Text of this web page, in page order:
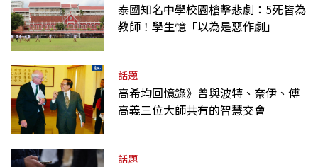
泰國知名中學校園槍擊悲劇：5死皆為
教師！學生憶「以為是惡作劇」
話題
高希均回憶錄》曾與波特、奈伊、傅
高義三位大師共有的智慧交會
話題